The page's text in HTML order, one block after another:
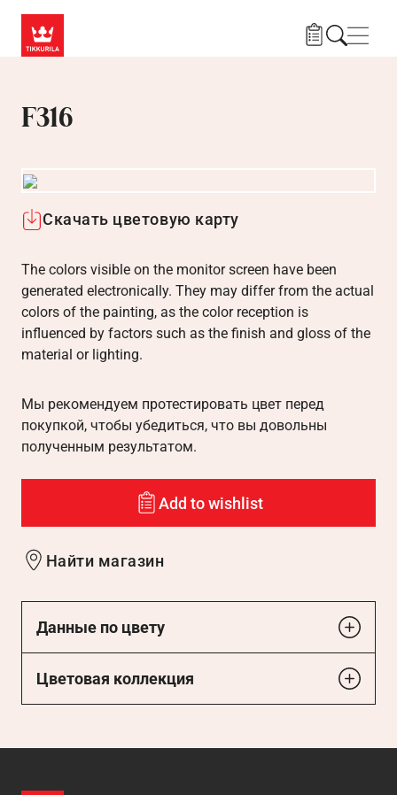
F316
Скачать цветовую карту
The colors visible on the monitor screen have been
generated electronically. They may differ from the actual
colors of the painting, as the color reception is
influenced by factors such as the finish and gloss of the
material or lighting.
Мы рекомендуем протестировать цвет перед
покупкой, чтобы убедиться, что вы довольны
полученным результатом.
Add to wishlist
Найти магазин
Данные по цвету
Цветовая коллекция